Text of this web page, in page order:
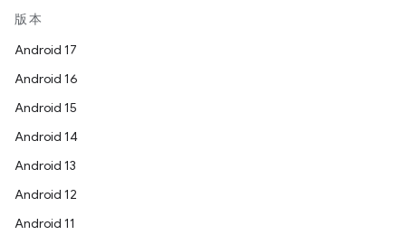
版本
Android 17
Android 16
Android 15
Android 14
Android 13
Android 12
Android 11